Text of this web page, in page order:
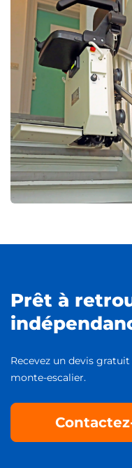
Prêt à
Recevez un devis
monte-escalier.